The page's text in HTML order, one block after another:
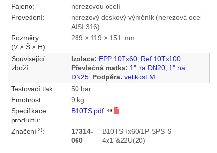
Pájeno:
nerezovou ocelí
Provedení:
nerezový deskový výměník (nerezová ocel
AISI 316)
Rozměry
(V × Š × H):
289 × 119 × 151 mm
Související
zboží:
Izolace: EPP 10Tx60, Ref 10Tx100.
Převlečná matka: 1" na DN20, 1" na
DN25. Podpěra: velikost M
Testovací tlak:
50 bar
Hmotnost:
9 kg
Specifikace
produktu:
B10TS.pdf
Značení2):
17314-
060
B10TSHx60/1P-SPS-S
4x1"&22U(20)